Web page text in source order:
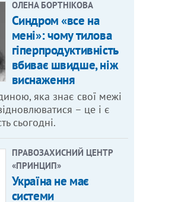
ОЛЕНА БОРТНІКОВА
Синдром «все на
мені»: чому тилова
гіперпродуктивність
вбиває швидше, ніж
виснаження
яка знає свої межі
– це і є
сьогодні.
ПРАВОЗАХИСНИЙ ЦЕНТР
«ПРИНЦИП»
Україна не має
системи